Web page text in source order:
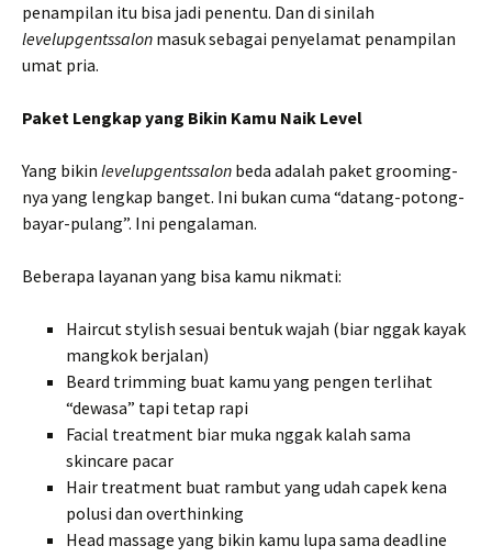
penampilan itu bisa jadi penentu. Dan di sinilah
levelupgentssalon masuk sebagai penyelamat penampilan
umat pria.
Paket Lengkap yang Bikin Kamu Naik Level
Yang bikin levelupgentssalon beda adalah paket grooming-
nya yang lengkap banget. Ini bukan cuma “datang-potong-
bayar-pulang”. Ini pengalaman.
Beberapa layanan yang bisa kamu nikmati:
Haircut stylish sesuai bentuk wajah (biar nggak kayak
mangkok berjalan)
Beard trimming buat kamu yang pengen terlihat
“dewasa” tapi tetap rapi
Facial treatment biar muka nggak kalah sama
skincare pacar
Hair treatment buat rambut yang udah capek kena
polusi dan overthinking
Head massage yang bikin kamu lupa sama deadline